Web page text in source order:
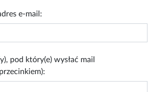
e-mail:
pod który(e) wysłać mail